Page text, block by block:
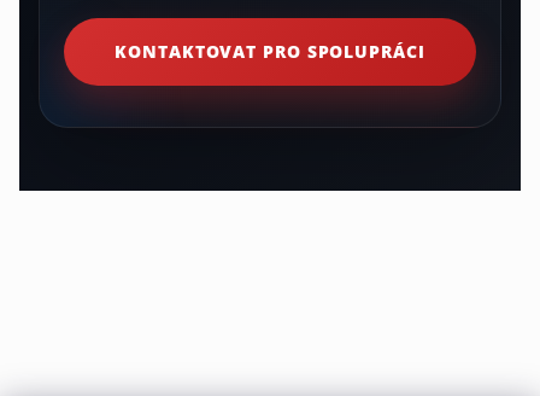
KONTAKTOVAT PRO SPOLUPRÁCI